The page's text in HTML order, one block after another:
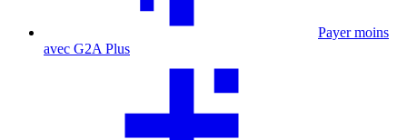
Payer moins
avec G2A Plus